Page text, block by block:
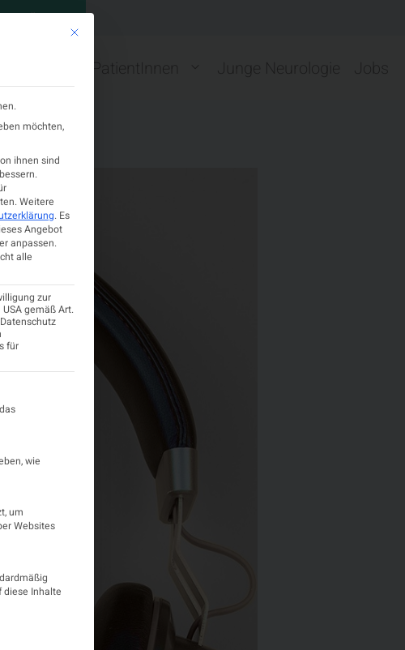
ÖGN
PatientInnen Junge Neurologie Jobs
Mit diesem Button wird der Dialog geschlossen. Seine Funktionalität ist
möchten,
ihnen sind
Weitere
. Es
Angebot
anpassen.
alle
zur
gemäß Art.
für
erteilt werden kann. Die erste Service-Gruppe ist essenziell und
wie
um
Websites
diese Inhalte